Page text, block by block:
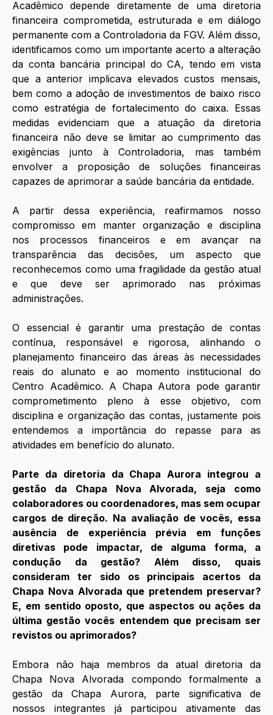
Acadêmico depende diretamente de uma diretoria
financeira comprometida, estruturada e em diálogo
permanente com a Controladoria da FGV. Além disso,
identificamos como um importante acerto a alteração
da conta bancária principal do CA, tendo em vista
que a anterior implicava elevados custos mensais,
bem como a adoção de investimentos de baixo risco
como estratégia de fortalecimento do caixa. Essas
medidas evidenciam que a atuação da diretoria
financeira não deve se limitar ao cumprimento das
exigências junto à Controladoria, mas também
envolver a proposição de soluções financeiras
capazes de aprimorar a saúde bancária da entidade.
A partir dessa experiência, reafirmamos nosso
compromisso em manter organização e disciplina
nos processos financeiros e em avançar na
transparência das decisões, um aspecto que
reconhecemos como uma fragilidade da gestão atual
e que deve ser aprimorado nas próximas
administrações.
O essencial é garantir uma prestação de contas
contínua, responsável e rigorosa, alinhando o
planejamento financeiro das áreas às necessidades
reais do alunato e ao momento institucional do
Centro Acadêmico. A Chapa Autora pode garantir
comprometimento pleno à esse objetivo, com
disciplina e organização das contas, justamente pois
entendemos a importância do repasse para as
atividades em benefício do alunato.
Parte da diretoria da Chapa Aurora integrou a
gestão da Chapa Nova Alvorada, seja como
colaboradores ou coordenadores, mas sem ocupar
cargos de direção. Na avaliação de vocês, essa
ausência de experiência prévia em funções
diretivas pode impactar, de alguma forma, a
condução da gestão? Além disso, quais
consideram ter sido os principais acertos da
Chapa Nova Alvorada que pretendem preservar?
E, em sentido oposto, que aspectos ou ações da
última gestão vocês entendem que precisam ser
revistos ou aprimorados?
Embora não haja membros da atual diretoria da
Chapa Nova Alvorada compondo formalmente a
gestão da Chapa Aurora, parte significativa de
nossos integrantes já participou ativamente das